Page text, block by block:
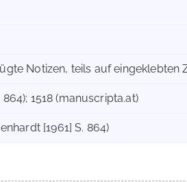
Notizen, teils auf eingeklebten
864); 1518 (manuscripta.at)
[1961] S. 864)